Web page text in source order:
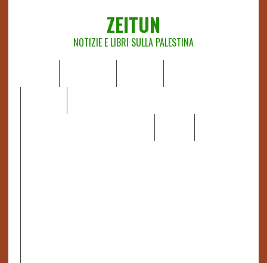
ZEITUN
NOTIZIE E LIBRI SULLA PALESTINA